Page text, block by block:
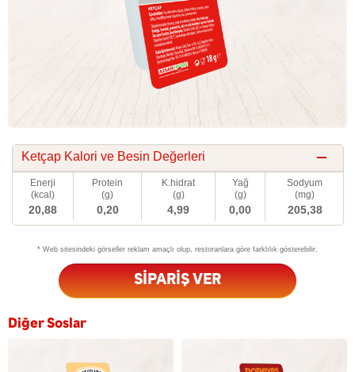
Ketçap Kalori ve Besin Değerleri
Enerji
(kcal)
20,88
Protein
(g)
0,20
K.hidrat
(g)
4,99
Yağ
(g)
0,00
Sodyum
(mg)
205,38
* Web sitesindeki görseller reklam amaçlı olup, restoranlara göre farklılık gösterebilir.
SİPARİŞ VER
Diğer Soslar